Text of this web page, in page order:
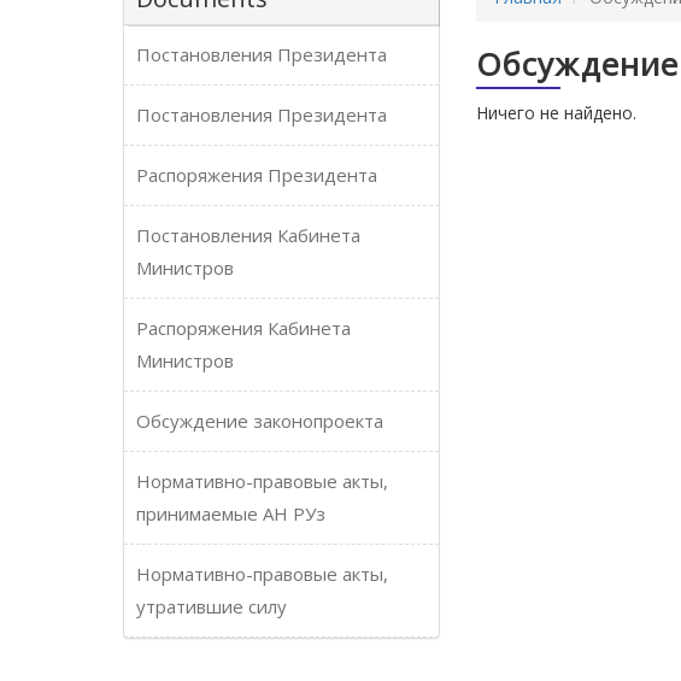
Постановления Президента
Постановления Президента
Распоряжения Президента
Постановления Кабинета
Министров
Распоряжения Кабинета
Министров
Обсуждение законопроекта
Нормативно-правовые акты,
принимаемые АН РУз
Нормативно-правовые акты,
утратившие силу
Ничего не найдено.